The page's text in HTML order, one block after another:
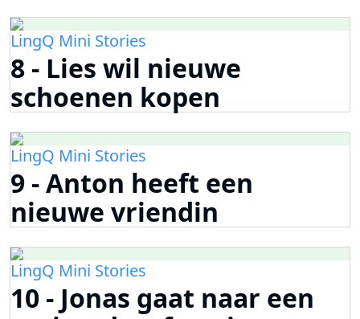
LingQ Mini Stories
8 - Lies wil nieuwe
schoenen kopen
LingQ Mini Stories
9 - Anton heeft een
nieuwe vriendin
LingQ Mini Stories
10 - Jonas gaat naar een